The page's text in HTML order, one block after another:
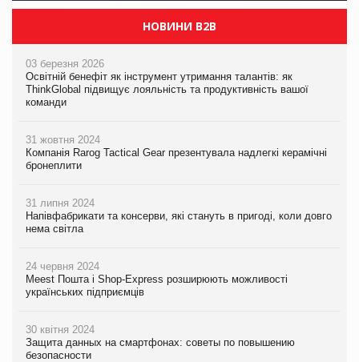
НОВИНИ B2B
03 березня 2026
Освітній бенефіт як інструмент утримання талантів: як
ThinkGlobal підвищує лояльність та продуктивність вашої
команди
31 жовтня 2024
Компанія Rarog Tactical Gear презентувала надлегкі керамічні
бронеплити
31 липня 2024
Напівфабрикати та консерви, які стануть в пригоді, коли довго
нема світла
24 червня 2024
Meest Пошта і Shop-Express розширюють можливості
українських підприємців
30 квітня 2024
Защита данных на смартфонах: советы по повышению
безопасности